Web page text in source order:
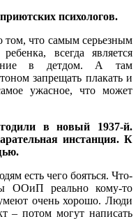
психологов.
том, что самым серьезным
всегда является
в детдом. А там
запрещать плакать и
ужасное, что может
в новый 1937-й.
инстанция. К
есть чего бояться. Что-
ООиП реально кому-то
очень хорошо. Люди
– потом могут написать